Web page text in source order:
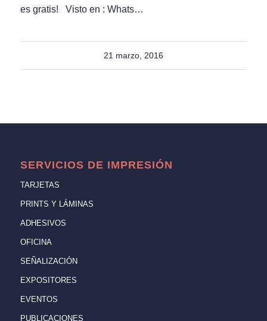
es gratis! Visto en : Whats…
21 marzo, 2016
SERVICIOS DE IMPRESIÓN
TARJETAS
PRINTS Y LÁMINAS
ADHESIVOS
OFICINA
SEÑALIZACIÓN
EXPOSITORES
EVENTOS
PUBLICACIONES